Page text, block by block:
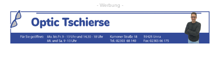
- Werbung -